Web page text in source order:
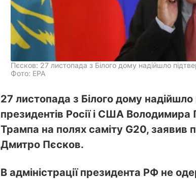
Пєсков: 27 листопада з Білого дому надійшло
Фото: ЕРА
27 листопада з Білого дому надійшло
президентів Росії і США Володимира
Трампа на полях саміту G20, заявив
Дмитро Пєсков.
В адміністрації президента РФ не